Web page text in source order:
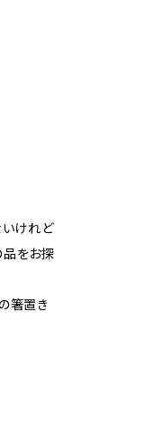
いけれど
品をお探
箸置き